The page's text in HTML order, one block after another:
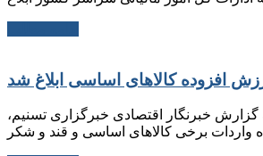
افزوده کالاهای اساسی ابلاغ شد
خبرنگار اقتصادی خبرگزاری تسنیم،